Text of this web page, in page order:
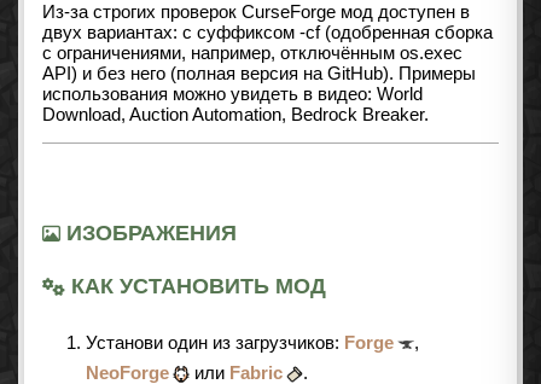
Из-за строгих проверок CurseForge мод доступен в
двух вариантах: с суффиксом -cf (одобренная сборка
с ограничениями, например, отключённым os.exec
API) и без него (полная версия на GitHub). Примеры
использования можно увидеть в видео: World
Download, Auction Automation, Bedrock Breaker.
ИЗОБРАЖЕНИЯ
КАК УСТАНОВИТЬ МОД
Установи один из загрузчиков: Forge
,
NeoForge
или Fabric
.